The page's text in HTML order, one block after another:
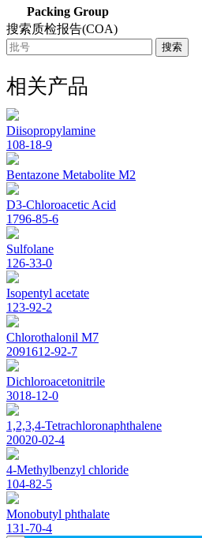
Packing Group
搜索质检报告(COA)
搜索
相关产品
Diisopropylamine
108-18-9
Bentazone Metabolite M2
D3-Chloroacetic Acid
1796-85-6
Sulfolane
126-33-0
Isopentyl acetate
123-92-2
Chlorothalonil M7
2091612-92-7
Dichloroacetonitrile
3018-12-0
1,2,3,4-Tetrachloronaphthalene
20020-02-4
4-Methylbenzyl chloride
104-82-5
Monobutyl phthalate
131-70-4